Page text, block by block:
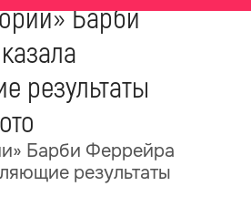
Барби
результаты
Барби Феррейра
результаты